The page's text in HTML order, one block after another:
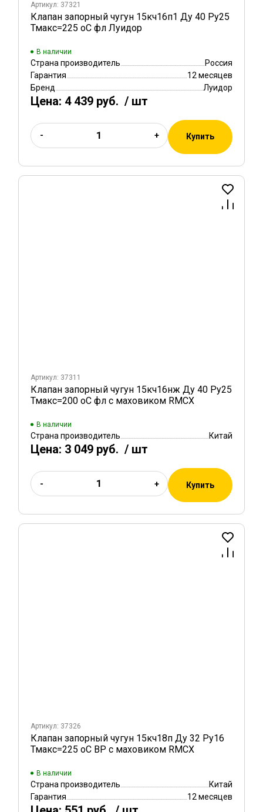
Артикул: 37321
Клапан запорный чугун 15кч16п1 Ду 40 Ру25
Тмакс=225 оС фл Луидор
В наличии
Страна производитель
Россия
Гарантия
12 месяцев
Бренд
Луидор
Цена: 4 439 руб. / шт
- + Купить
Артикул: 37311
Клапан запорный чугун 15кч16нж Ду 40 Ру25
Тмакс=200 оС фл с маховиком RMCX
В наличии
Страна производитель Китай
Цена: 3 049 руб. / шт
- + Купить
Артикул: 37326
Клапан запорный чугун 15кч18п Ду 32 Ру16
Тмакс=225 оС ВР с маховиком RMCX
В наличии
Страна производитель
Китай
Гарантия
12 месяцев